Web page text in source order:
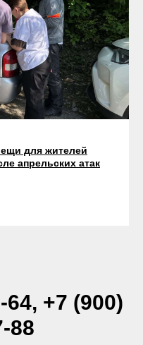
для жителей
апрельских атак
64, +7 (900)
88